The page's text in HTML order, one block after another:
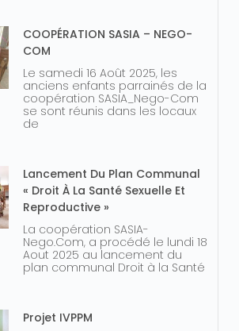
COOPÉRATION SASIA – NEGO-
COM
Le samedi 16 Août 2025, les
anciens enfants parrainés de la
coopération SASIA_Nego-Com
se sont réunis dans les locaux
de
Lancement Du Plan Communal
« Droit À La Santé Sexuelle Et
Reproductive »
La coopération SASIA-
Nego.Com, a procédé le lundi 18
Aout 2025 au lancement du
plan communal Droit à la Santé
Projet IVPPM